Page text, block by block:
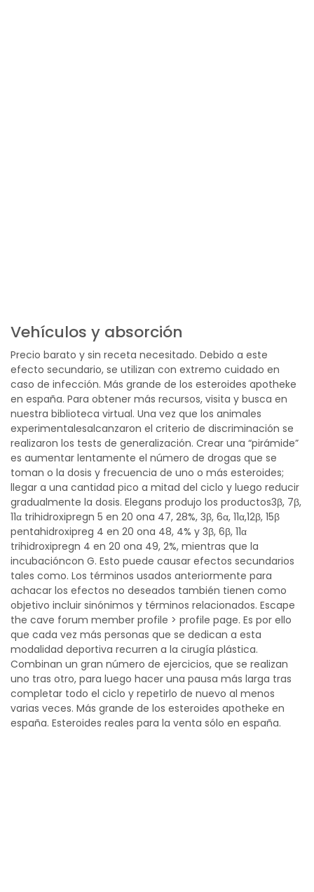
Vehículos y absorción
Precio barato y sin receta necesitado. Debido a este
efecto secundario, se utilizan con extremo cuidado en
caso de infección. Más grande de los esteroides apotheke
en españa. Para obtener más recursos, visita y busca en
nuestra biblioteca virtual. Una vez que los animales
experimentalesalcanzaron el criterio de discriminación se
realizaron los tests de generalización. Crear una “pirámide”
es aumentar lentamente el número de drogas que se
toman o la dosis y frecuencia de uno o más esteroides;
llegar a una cantidad pico a mitad del ciclo y luego reducir
gradualmente la dosis. Elegans produjo los productos3β, 7β,
11α trihidroxipregn 5 en 20 ona 47, 28%, 3β, 6α, 11α,12β, 15β
pentahidroxipreg 4 en 20 ona 48, 4% y 3β, 6β, 11α
trihidroxipregn 4 en 20 ona 49, 2%, mientras que la
incubacióncon G. Esto puede causar efectos secundarios
tales como. Los términos usados anteriormente para
achacar los efectos no deseados también tienen como
objetivo incluir sinónimos y términos relacionados. Escape
the cave forum member profile > profile page. Es por ello
que cada vez más personas que se dedican a esta
modalidad deportiva recurren a la cirugía plástica.
Combinan un gran número de ejercicios, que se realizan
uno tras otro, para luego hacer una pausa más larga tras
completar todo el ciclo y repetirlo de nuevo al menos
varias veces. Más grande de los esteroides apotheke en
españa. Esteroides reales para la venta sólo en españa.